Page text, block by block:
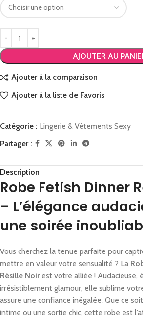
AJOUTER AU
Ajouter à la comparaison
Ajouter à la liste de Favoris
Catégorie : Lingerie & Vêtements Sexy
Partager :
Description
Robe Fetish Dinner
– L’élégance
une soirée
Vous cherchez la tenue parfaite pour
mettre en valeur votre sensualité ? La
Résille Noirest votre alliée ! Audacieuse,
irrésistiblement glamour, elle sublime
assure une confiance inégalée. Que ce
intime ou une sortie chic, cette robe est